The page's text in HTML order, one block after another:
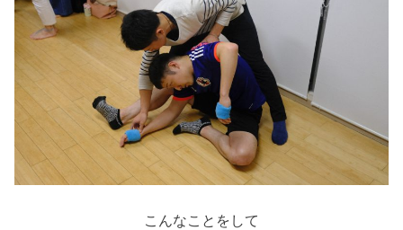
こんなことをして